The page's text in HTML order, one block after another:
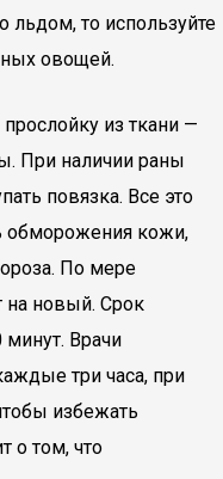
льдом, то используйте
овощей.
из ткани —
При наличии раны
повязка. Все это
обморожения кожи,
По мере
на новый. Срок
минут. Врачи
три часа, при
избежать
о том, что